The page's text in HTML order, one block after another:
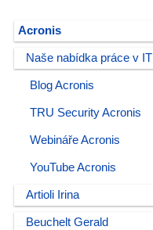
Acronis
Naše nabídka práce v IT
Blog Acronis
TRU Security Acronis
Webináře Acronis
YouTube Acronis
Artioli Irina
Beuchelt Gerald